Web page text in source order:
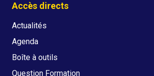
Accès directs
Actualités
Agenda
Boîte à outils
Question Formation